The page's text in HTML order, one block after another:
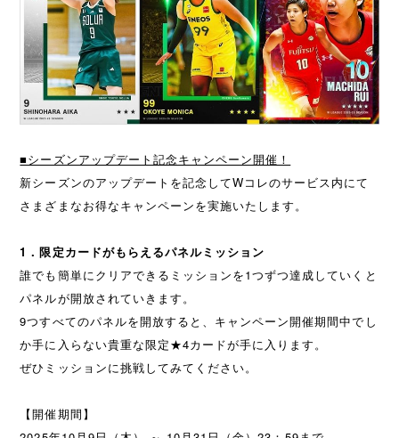
■シーズンアップデート記念キャンペーン開催！
新シーズンのアップデートを記念してWコレのサービス内にて
さまざまなお得なキャンペーンを実施いたします。
1．限定カードがもらえるパネルミッション
誰でも簡単にクリアできるミッションを1つずつ達成していくと
パネルが開放されていきます。
9つすべてのパネルを開放すると、キャンペーン開催期間中でし
か手に入らない貴重な限定★4カードが手に入ります。
ぜひミッションに挑戦してみてください。
【開催期間】